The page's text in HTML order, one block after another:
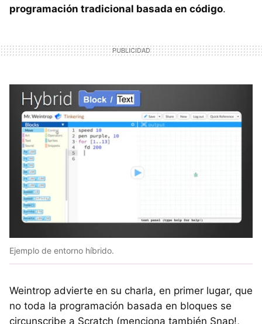
programación tradicional basada en código.
Ejemplo de entorno híbrido.
Weintrop advierte en su charla, en primer lugar, que
no toda la programación basada en bloques se
circunscribe a Scratch (menciona también Snap!,